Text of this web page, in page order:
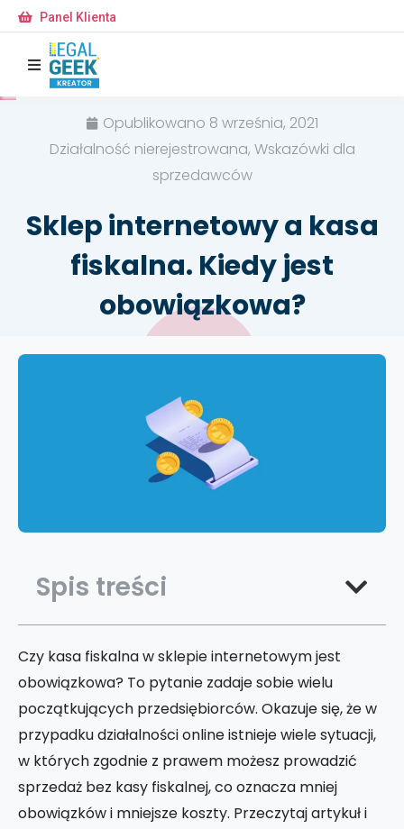
Panel Klienta
Opublikowano 8 września, 2021
Działalność nierejestrowana, Wskazówki dla
sprzedawców
Sklep internetowy a kasa
fiskalna. Kiedy jest
obowiązkowa?
Spis treści
Czy kasa fiskalna w sklepie internetowym jest
obowiązkowa? To pytanie zadaje sobie wielu
początkujących przedsiębiorców. Okazuje się, że w
przypadku działalności online istnieje wiele sytuacji,
w których zgodnie z prawem możesz prowadzić
sprzedaż bez kasy fiskalnej, co oznacza mniej
obowiązków i mniejsze koszty. Przeczytaj artykuł i